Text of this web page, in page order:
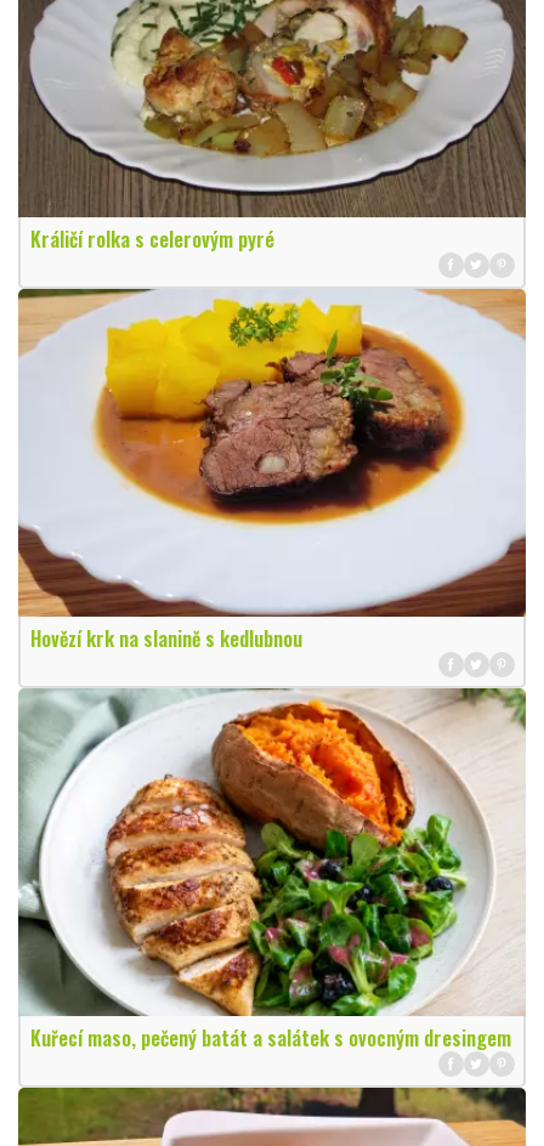
Králičí rolka s celerovým pyré
Hovězí krk na slanině s kedlubnou
Kuřecí maso, pečený batát a salátek s ovocným dresingem